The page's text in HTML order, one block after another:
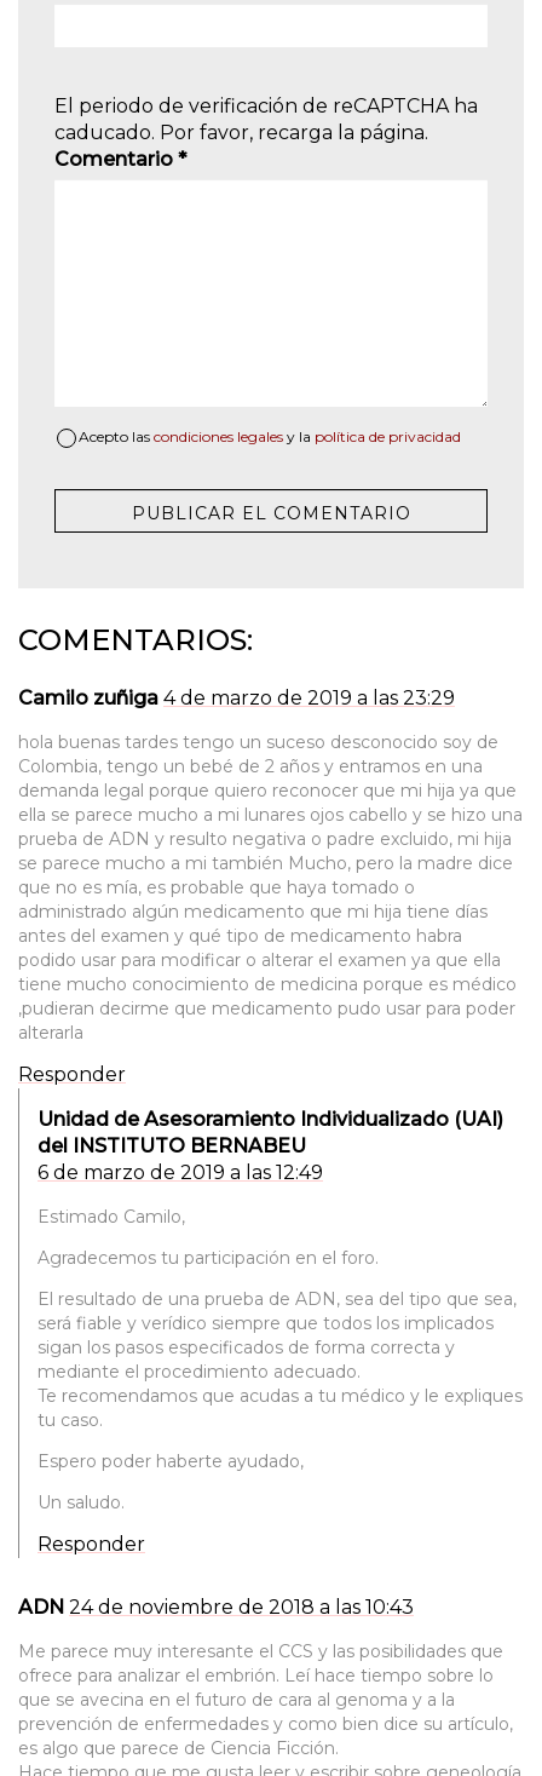
El periodo de verificación de reCAPTCHA ha
caducado. Por favor, recarga la página.
Comentario *
Acepto las condiciones legales y la política de privacidad
COMENTARIOS:
Camilo zuñiga 4 de marzo de 2019 a las 23:29
hola buenas tardes tengo un suceso desconocido soy de
Colombia, tengo un bebé de 2 años y entramos en una
demanda legal porque quiero reconocer que mi hija ya que
ella se parece mucho a mi lunares ojos cabello y se hizo una
prueba de ADN y resulto negativa o padre excluido, mi hija
se parece mucho a mi también Mucho, pero la madre dice
que no es mía, es probable que haya tomado o
administrado algún medicamento que mi hija tiene días
antes del examen y qué tipo de medicamento habra
podido usar para modificar o alterar el examen ya que ella
tiene mucho conocimiento de medicina porque es médico
,pudieran decirme que medicamento pudo usar para poder
alterarla
Responder
Unidad de Asesoramiento Individualizado (UAI)
del INSTITUTO BERNABEU
6 de marzo de 2019 a las 12:49
Estimado Camilo,
Agradecemos tu participación en el foro.
El resultado de una prueba de ADN, sea del tipo que sea,
será fiable y verídico siempre que todos los implicados
sigan los pasos especificados de forma correcta y
mediante el procedimiento adecuado.
Te recomendamos que acudas a tu médico y le expliques
tu caso.
Espero poder haberte ayudado,
Un saludo.
Responder
ADN 24 de noviembre de 2018 a las 10:43
Me parece muy interesante el CCS y las posibilidades que
ofrece para analizar el embrión. Leí hace tiempo sobre lo
que se avecina en el futuro de cara al genoma y a la
prevención de enfermedades y como bien dice su artículo,
es algo que parece de Ciencia Ficción.